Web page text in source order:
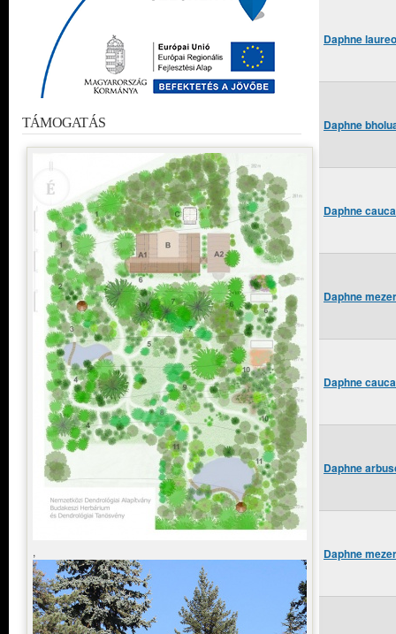
Daphne
Daphne
Daphne
Daphne
Daphne
Daphne
Daphne
TÁMOGATÁS
,